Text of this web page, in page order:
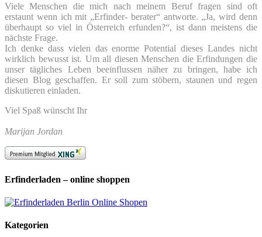
Viele Menschen die mich nach meinem Beruf fragen sind oft
erstaunt wenn ich mit „Erfinder- berater“ antworte. „Ja, wird denn
überhaupt so viel in Österreich erfunden?“, ist dann meistens die
nächste Frage.
Ich denke dass vielen das enorme Potential dieses Landes nicht
wirklich bewusst ist. Um all diesen Menschen die Erfindungen die
unser tägliches Leben beeinflussen näher zu bringen, habe ich
diesen Blog geschaffen. Er soll zum stöbern, staunen und regen
diskutieren einladen.
Viel Spaß wünscht Ihr
Marijan Jordan
Erfinderladen – online shoppen
Kategorien